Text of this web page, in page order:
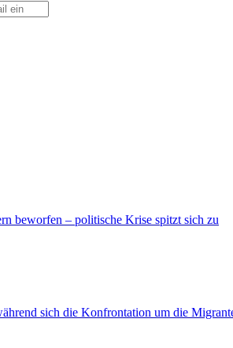
beworfen – politische Krise spitzt sich zu
sich die Konfrontation um die